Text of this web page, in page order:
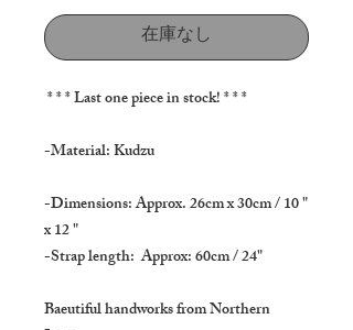
在庫なし
* * * Last one piece in stock! * * *
-Material: Kudzu
-Dimensions: Approx. 26cm x 30cm / 10 "
x 12 "
-Strap length: Approx: 60cm / 24"
Baeutiful handworks from Northern